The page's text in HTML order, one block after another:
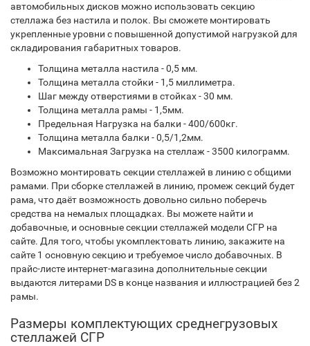
автомобильных дисков можно использовать секцию
стеллажа без настила и полок. Вы сможете монтировать
укрепленные уровни с повышенной допустимой нагрузкой для
складирования габаритных товаров.
Толщина металла настила - 0,5 мм.
Толщина металла стойки - 1,5 миллиметра.
Шаг между отверстиями в стойках - 30 мм.
Толщина металла рамы - 1,5мм.
Предельная Нагрузка на балки - 400/600кг.
Толщина металла балки - 0,5/1,2мм.
Максимальная Загрузка на стеллаж - 3500 килограмм.
Возможно монтировать секции стеллажей в линию с общими
рамами. При сборке стеллажей в линию, промеж секций будет
рама, что даёт возможность довольно сильно поберечь
средства на немалых площадках. Вы можете найти и
добавочные, и основные секции стеллажей модели СГР на
сайте. Для того, чтобы укомплектовать линию, закажите на
сайте 1 основную секцию и требуемое число добавочных. В
прайс-листе интернет-магазина дополнительные секции
выдаются литерами DS в конце названия и иллюстрацией без 2
рамы.
Размеры комплектующих среднегрузовых
стеллажей СГР